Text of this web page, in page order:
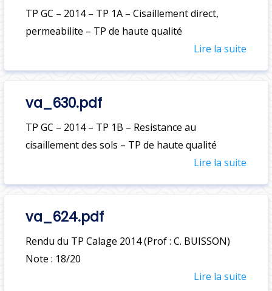
TP GC – 2014 – TP 1A – Cisaillement direct,
permeabilite – TP de haute qualité
Lire la suite
va_630.pdf
TP GC – 2014 – TP 1B – Resistance au
cisaillement des sols – TP de haute qualité
Lire la suite
va_624.pdf
Rendu du TP Calage 2014 (Prof : C. BUISSON)
Note : 18/20
Lire la suite